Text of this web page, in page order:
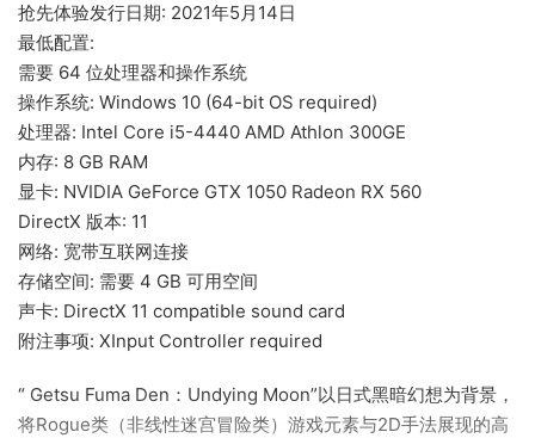
抢先体验发行日期: 2021年5月14日
最低配置:
需要 64 位处理器和操作系统
操作系统: Windows 10 (64-bit OS required)
处理器: Intel Core i5-4440 AMD Athlon 300GE
内存: 8 GB RAM
显卡: NVIDIA GeForce GTX 1050 Radeon RX 560
DirectX 版本: 11
网络: 宽带互联网连接
存储空间: 需要 4 GB 可用空间
声卡: DirectX 11 compatible sound card
附注事项: XInput Controller required
“ Getsu Fuma Den：Undying Moon”以日式黑暗幻想为背景，
将Rogue类（非线性迷宫冒险类）游戏元素与2D手法展现的高